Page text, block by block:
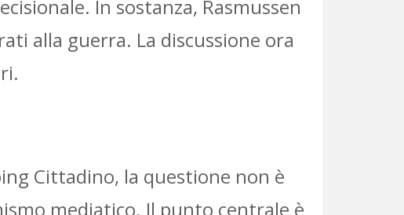
In sostanza, Rasmussen
alla guerra. La discussione ora
Cittadino, la questione non è
mediatico. Il punto centrale è